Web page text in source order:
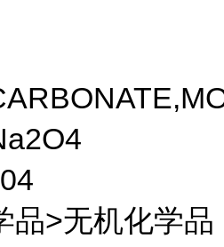
品>无机化学品